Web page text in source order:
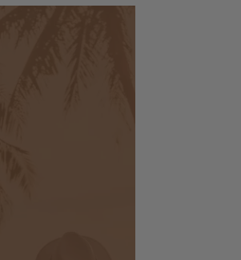
leur museau. Vous pouvez
une impressionnante
: plus de 500 espèces se
de classe 5, ce qui promet
en hélicoptère, vous êtes